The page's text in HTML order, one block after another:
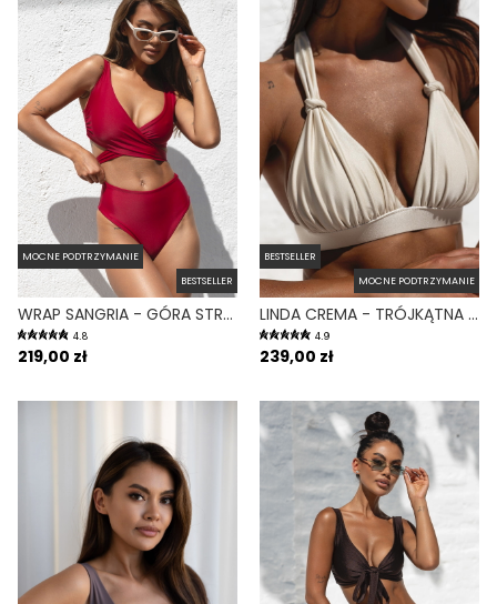
MOCNE PODTRZYMANIE
BESTSELLER
WRAP SANGRIA - GÓRA STROJU KĄPIELOWEGO NA DUŻY BIUST REGULOWANY OBWÓD BORDOWY
4.8
219,00 zł
BESTSELLER
MOCNE PODTRZYMANIE
LINDA CREMA - TRÓJKĄTNA GÓRA OD BIKINI NA DUŻY BIUST KREMOWY
4.9
239,00 zł